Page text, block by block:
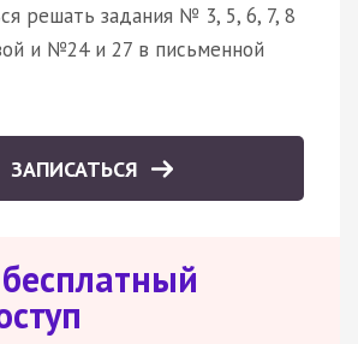
решать задания № 3, 5, 6, 7, 8
и №24 и 27 в письменной
ЗАПИСАТЬСЯ